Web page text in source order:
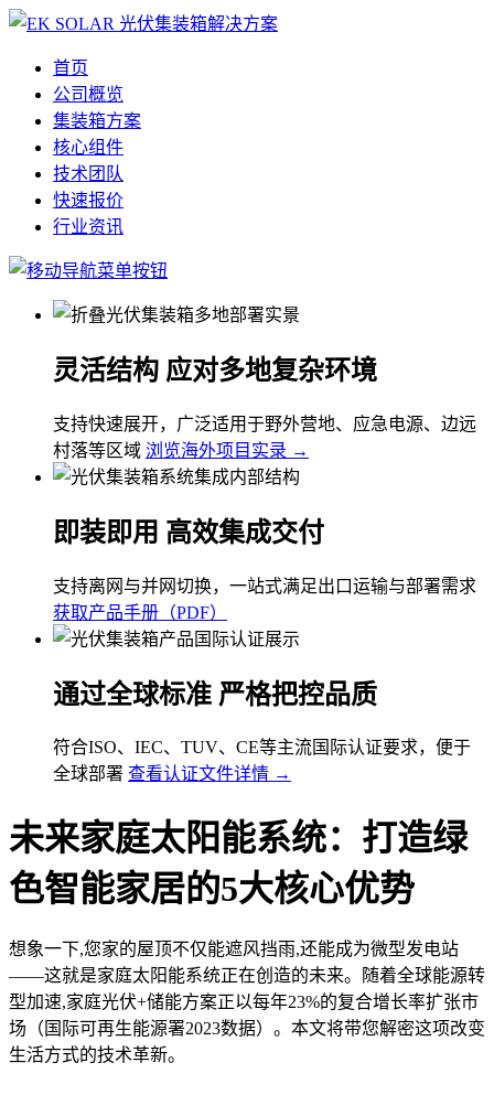
首页
公司概览
集装箱方案
核心组件
技术团队
快速报价
行业资讯
灵活结构 应对多地复杂环境
支持快速展开，广泛适用于野外营地、应急电源、边远
村落等区域 浏览海外项目实录 →
即装即用 高效集成交付
支持离网与并网切换，一站式满足出口运输与部署需求
获取产品手册（PDF）
通过全球标准 严格把控品质
符合ISO、IEC、TUV、CE等主流国际认证要求，便于
全球部署 查看认证文件详情 →
未来家庭太阳能系统：打造绿
色智能家居的5大核心优势
想象一下,您家的屋顶不仅能遮风挡雨,还能成为微型发电站
——这就是家庭太阳能系统正在创造的未来。随着全球能源转
型加速,家庭光伏+储能方案正以每年23%的复合增长率扩张市
场（国际可再生能源署2023数据）。本文将带您解密这项改变
生活方式的技术革新。